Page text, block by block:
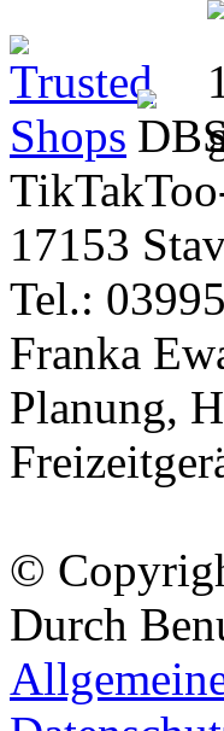
17153
Tel.:
Franka
Planung,
©
Durch